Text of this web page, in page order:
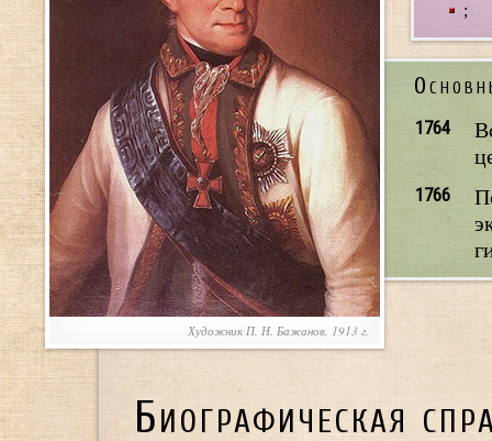
Художник П. Н. Бажанов, 1913 г.
;
1764
1766
Биографическая